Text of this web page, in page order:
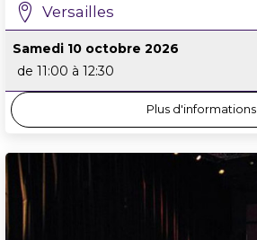
Versailles
Samedi 10 octobre 2026
de 11:00 à 12:30
Plus d'informations